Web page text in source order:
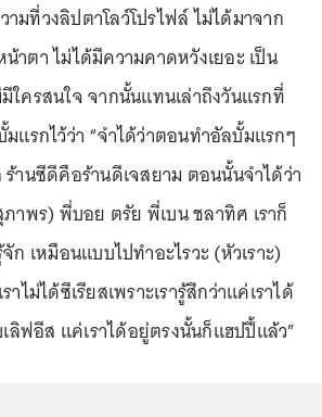
มที่วงลิปตาโลว์โปรไฟล์ ไม่ได้มาจาก
าตา ไม่ได้มีความคาดหวังเยอะ เป็น
ใครสนใจ จากนั้นแทนเล่าถึงวันแรกที่
มแรกไว้ว่า “จำได้ว่าตอนทำอัลบั้มแรกๆ
ร้านซีดีคือร้านดีเจสยาม ตอนนั้นจำได้ว่า
าพร) พี่บอย ตรัย พี่เบน ชลาทิศ เราก็
เหมือนแบบไปทำอะไรวะ (หัวเราะ)
ไม่ได้ซีเรียสเพราะเรารู้สึกว่าแค่เราได้
ฟอีส แค่เราได้อยู่ตรงนั้นก็แฮปปี้แล้ว”